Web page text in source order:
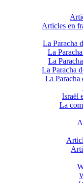
La Paracha
La
La
La Paracha
La Paracha
Israël
La